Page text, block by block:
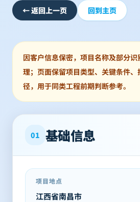
←返回上一页 回到主页
因客户信息保密，项目名称及部分
理；页面保留项目类型、关键条件
径，用于同类工程前期判断参考。
01 基础信息
项目地点
江西省南昌市